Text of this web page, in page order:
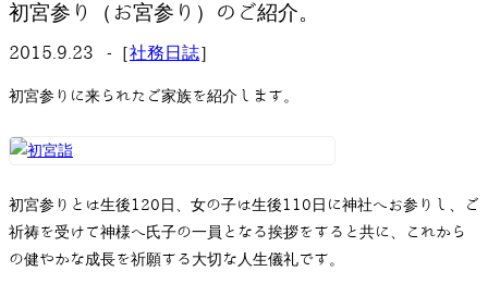
初宮参り（お宮参り）のご紹介。
2015.9.23 -［社務日誌］
初宮参りに来られたご家族を紹介します。
初宮参りとは生後120日、女の子は生後110日に神社へお参りし、ご
祈祷を受けて神様へ氏子の一員となる挨拶をすると共に、これから
の健やかな成長を祈願する大切な人生儀礼です。